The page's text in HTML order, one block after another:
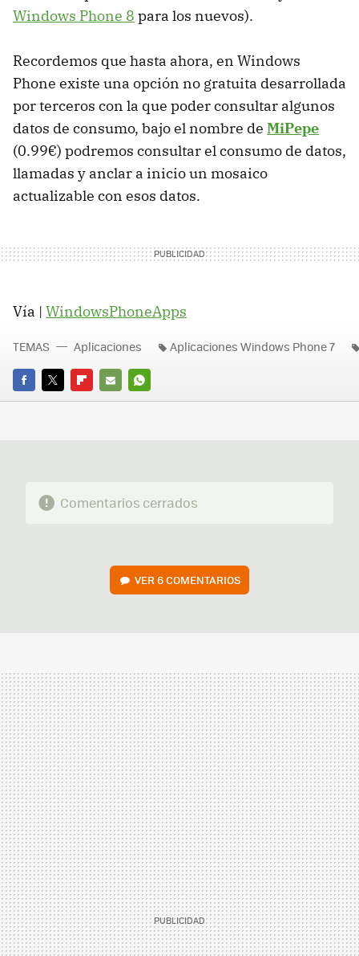
Windows Phone 8 para los nuevos).
Recordemos que hasta ahora, en Windows
Phone existe una opción no gratuita desarrollada
por terceros con la que poder consultar algunos
datos de consumo, bajo el nombre de MiPepe
(0.99€) podremos consultar el consumo de datos,
llamadas y anclar a inicio un mosaico
actualizable con esos datos.
Vía | WindowsPhoneApps
FACEBOOK
TWITTERFLIPBOARD
E-
WHATSAPP
TEMAS Aplicaciones Aplicaciones Windows Phone 7
Comentarios cerrados
VER6 COMENTARIOS